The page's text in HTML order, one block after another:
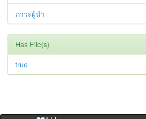
ภาวะผู้นำ
Has File(s)
true